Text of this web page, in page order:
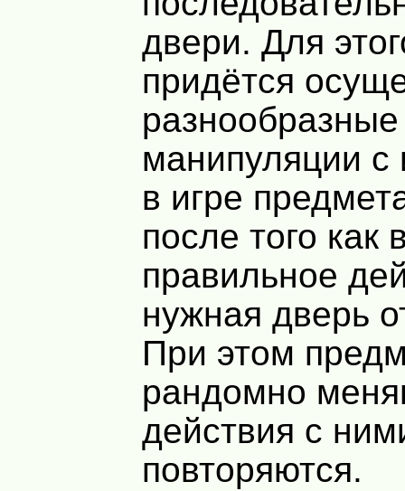
двери. Для
придётся
разнообразные
манипуляции
в игре
после того как
правильное
нужная дверь
При этом
рандомно
действия с
повторяются.